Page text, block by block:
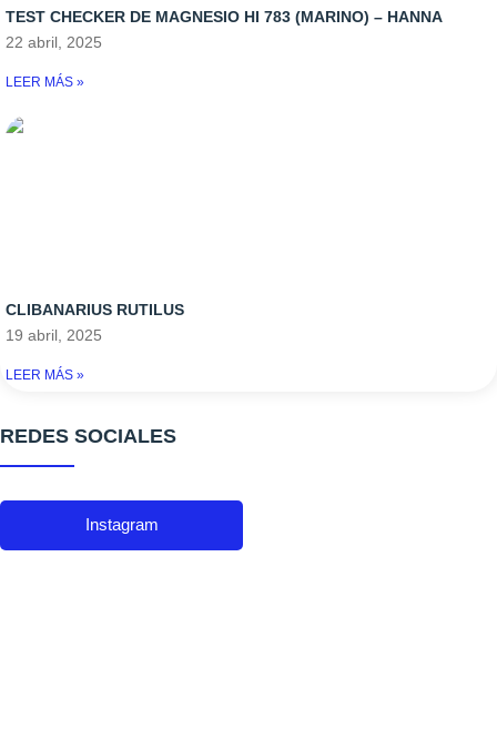
TEST CHECKER DE MAGNESIO HI 783 (MARINO) – HANNA
22 abril, 2025
LEER MÁS »
CLIBANARIUS RUTILUS
19 abril, 2025
LEER MÁS »
REDES SOCIALES
Instagram